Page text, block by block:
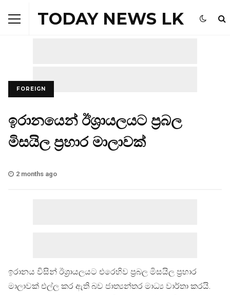
TODAY NEWS LK
FOREIGN
ඉරානයෙන් ඊශ්‍රායලයට ප්‍රබල
මිසයිල ප්‍රහාර මාලාවක්
2 months ago
ඉරානය විසින් ඊශ්‍රායලයට එරෙහිව ප්‍රබල මිසයිල ප්‍රහාර
මාලාවක් එල්ල කර ඇති බව ජාත්‍යන්තර මාධ්‍ය වාර්තා කරයි.